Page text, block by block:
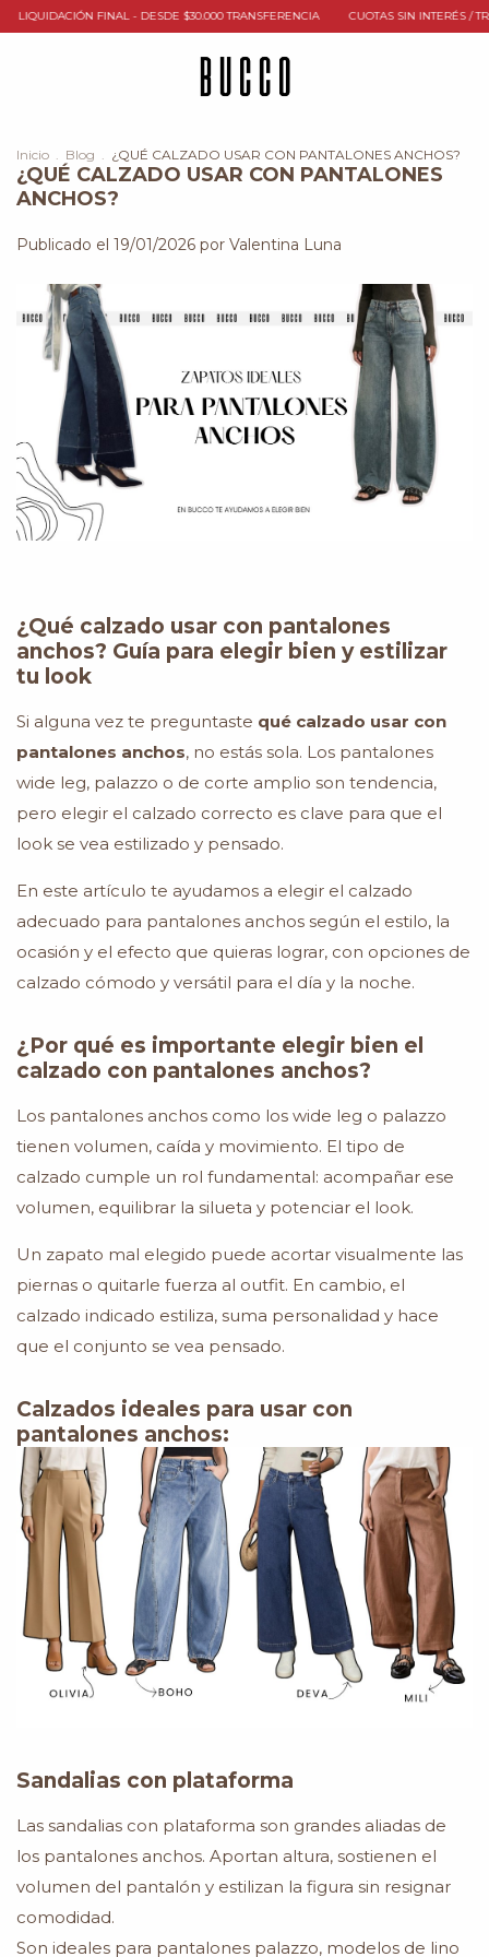
FINAL - DESDE $30.000 TRANSFERENCIA CUOTAS SIN INTERÉS /
Inicio . Blog . ¿QUÉ CALZADO USAR CON PANTALONES ANCHOS?
¿QUÉ CALZADO USAR CON PANTALONES
ANCHOS?
Publicado el 19/01/2026 por Valentina Luna
¿Qué calzado usar con pantalones
anchos? Guía para elegir bien y estilizar
tu look
Si alguna vez te preguntaste qué calzado usar con
pantalones anchos, no estás sola. Los pantalones
wide leg, palazzo o de corte amplio son tendencia,
pero elegir el calzado correcto es clave para que el
look se vea estilizado y pensado.
En este artículo te ayudamos a elegir el calzado
adecuado para pantalones anchos según el estilo, la
ocasión y el efecto que quieras lograr, con opciones de
calzado cómodo y versátil para el día y la noche.
¿Por qué es importante elegir bien el
calzado con pantalones anchos?
Los pantalones anchos como los wide leg o palazzo
tienen volumen, caída y movimiento. El tipo de
calzado cumple un rol fundamental: acompañar ese
volumen, equilibrar la silueta y potenciar el look.
Un zapato mal elegido puede acortar visualmente las
piernas o quitarle fuerza al outfit. En cambio, el
calzado indicado estiliza, suma personalidad y hace
que el conjunto se vea pensado.
Calzados ideales para usar con
pantalones anchos:
Sandalias con plataforma
Las sandalias con plataforma son grandes aliadas de
los pantalones anchos. Aportan altura, sostienen el
volumen del pantalón y estilizan la figura sin resignar
comodidad.
Son ideales para pantalones palazzo, modelos de lino